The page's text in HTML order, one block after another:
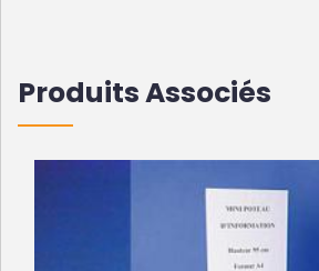
Produits Associés